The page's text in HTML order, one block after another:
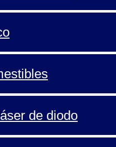
de diodo